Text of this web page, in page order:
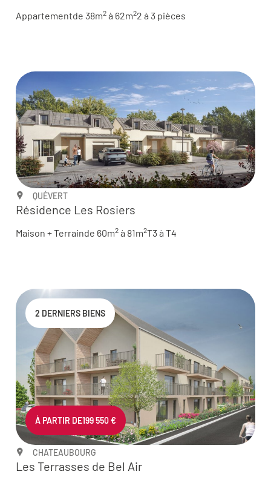
Appartementde 38m2 à 62m22 à 3 pièces
QUÉVERT
Résidence Les Rosiers
Maison + Terrainde 60m2 à 81m2T3 à T4
À PARTIR DE199 550 €
2 DERNIERS BIENS
CHATEAUBOURG
Les Terrasses de Bel Air